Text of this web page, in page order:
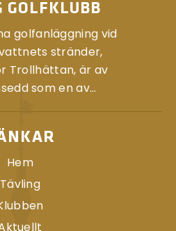
GOLFKLUBB
golfanläggning vid
stränder,
Trollhättan, är av
som en av...
Hem
Tävling